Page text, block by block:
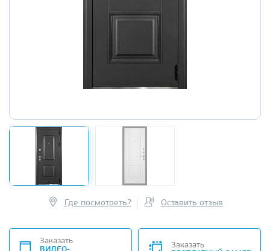
Где посмотреть? Оставить отзыв
Заказать
Заказать